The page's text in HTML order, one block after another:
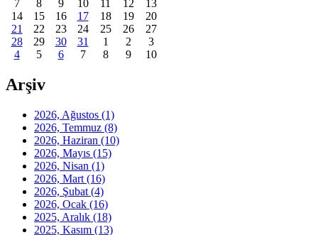
7 8 9 10 11 12
13
14
15 16 17 18 19
20
21
22 23 24 25 26
27
28
29 30 31 1 2
3
4
5 6 7 8 9 10
Arşiv
2026, Ağustos (1)
2026, Temmuz (8)
2026, Haziran (10)
2026, Mayıs (15)
2026, Nisan (1)
2026, Mart (16)
2026, Şubat (4)
2026, Ocak (16)
2025, Aralık (18)
2025, Kasım (13)